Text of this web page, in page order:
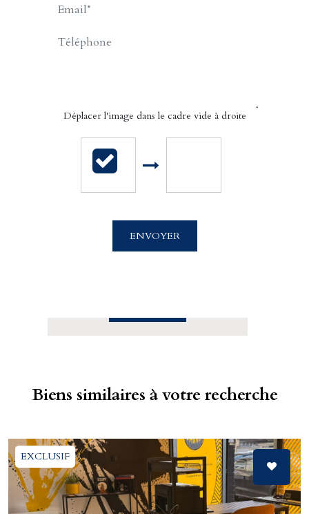
Cabinet Billet Giraud - Caen
4 rue Saint Sauveur
14000 CAEN
Déplacer l'image dans le cadre vide à droite
ENVOYER
Biens similaires à votre recherche
EXCLUSIF